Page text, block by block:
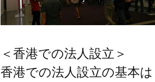
＜香港での法人設立＞
香港での法人設立の基本